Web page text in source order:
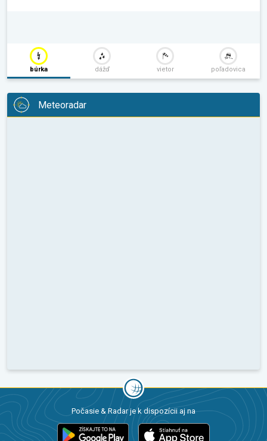
búrka dážď vietor poľadovica
Meteoradar
Počasie & Radar je k dispozícii aj na